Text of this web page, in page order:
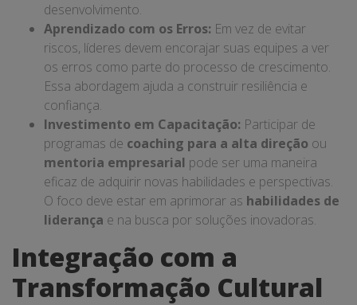
desenvolvimento.
Aprendizado com os Erros: Em vez de evitar
riscos, líderes devem encorajar suas equipes a ver
os erros como parte do processo de crescimento.
Essa abordagem ajuda a construir resiliência e
confiança.
Investimento em Capacitação: Participar de
programas de coaching para a alta direção ou
mentoria empresarial pode ser uma maneira
eficaz de adquirir novas habilidades e perspectivas.
O foco deve estar em aprimorar as habilidades de
liderança e na busca por soluções inovadoras.
Integração com a
Transformação Cultural